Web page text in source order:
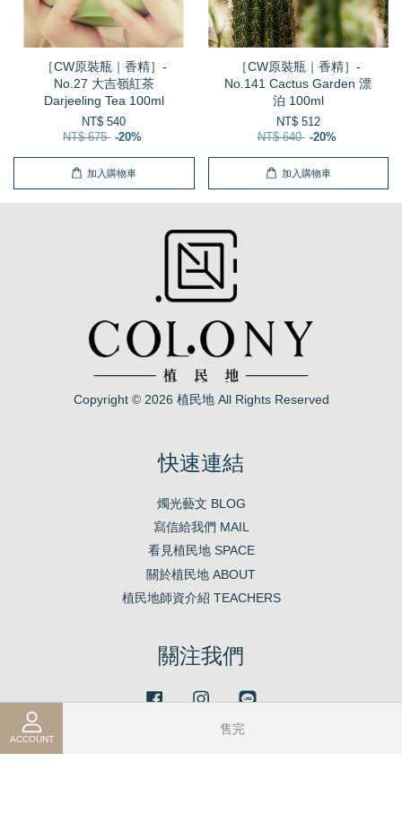
ACCOUNT
售完
［CW原裝瓶｜香精］-
No.27 大吉嶺紅茶
Darjeeling Tea 100ml
NT$ 540
NT$ 675 -20%
加入購物車
［CW原裝瓶｜香精］-
No.141 Cactus Garden 漂
泊 100ml
NT$ 512
NT$ 640 -20%
加入購物車
Copyright © 2026 植民地 All Rights Reserved
快速連結
燭光藝文 BLOG
寫信給我們 MAIL
看見植民地 SPACE
關於植民地 ABOUT
植民地師資介紹 TEACHERS
關注我們
Facebook Instagram